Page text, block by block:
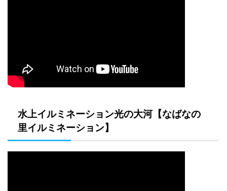
水上イルミネーション光の大河【なばなの
里イルミネーション】